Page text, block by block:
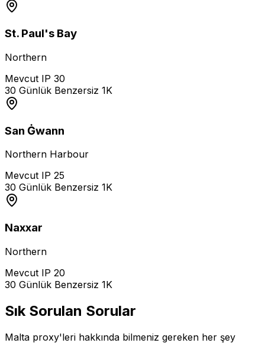
St. Paul's Bay
Northern
Mevcut IP 30
30 Günlük Benzersiz 1K
San Ġwann
Northern Harbour
Mevcut IP 25
30 Günlük Benzersiz 1K
Naxxar
Northern
Mevcut IP 20
30 Günlük Benzersiz 1K
Sık Sorulan Sorular
Malta proxy'leri hakkında bilmeniz gereken her şey